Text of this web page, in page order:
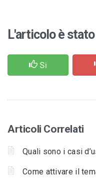
L'articolo è
Si
Articoli Correlati
Quali sono i casi
Come attivare il